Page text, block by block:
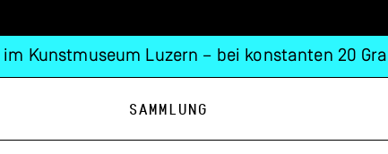
Kunstmuseum Luzern – bei konstanten 20
Sammlung